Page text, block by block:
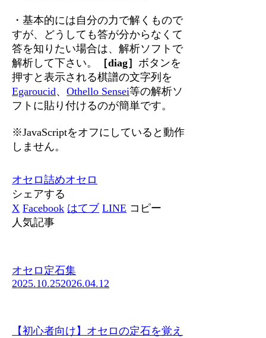
・基本的には自分の力で解くもので
すが、どうしても答が分からなくて
答を知りたい場合は、解析ソフトで
解析して下さい。
［diag］ ボタンを
押すと表示される棋譜の文字列を
Egaroucid、Othello Sensei等の解析ソ
フトに貼り付けるのが簡単です。
※JavaScriptをオフにしていると動作
しません。
オセロ詰めオセロ
シェアする
X Facebook はてブ LINE コピー
人気記事
オセロ定石集
2025.10.252026.04.12
【初心者向け】オセロの定石を覚え